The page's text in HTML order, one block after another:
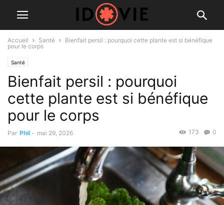
Accueil Santé
Bienfait persil : pourquoi cette plante est si bénéfique
pour le corps
Santé
Bienfait persil : pourquoi
cette plante est si bénéfique
pour le corps
Par Phil - mai 29, 2026 0
173